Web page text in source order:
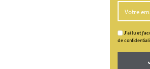
J'ai lu et
de